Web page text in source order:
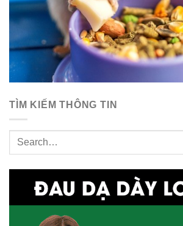
TÌM KIẾM THÔNG TIN